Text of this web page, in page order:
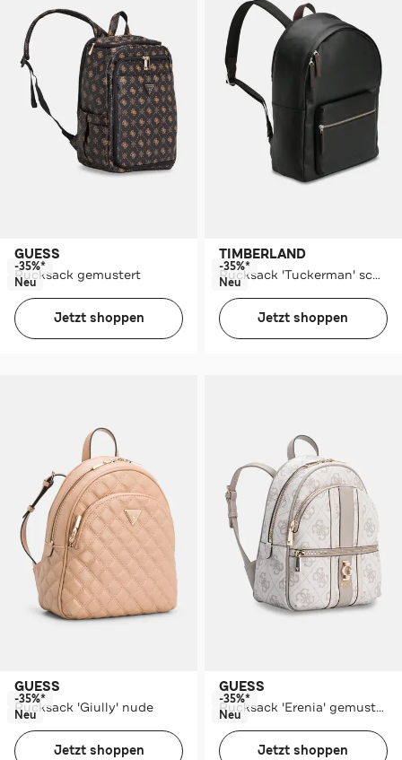
GUESS
Rucksack gemustert
-35%*
Neu
Jetzt shoppen
TIMBERLAND
Rucksack 'Tuckerman' schwarz
-35%*
Neu
Jetzt shoppen
GUESS
Rucksack 'Giully' nude
-35%*
Neu
Jetzt shoppen
GUESS
Rucksack 'Erenia' gemustert
-35%*
Neu
Jetzt shoppen